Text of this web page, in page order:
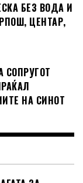
БЕЗ ВОДА И
ЦЕНТАР,
СОПРУГОТ
НА СИНОТ